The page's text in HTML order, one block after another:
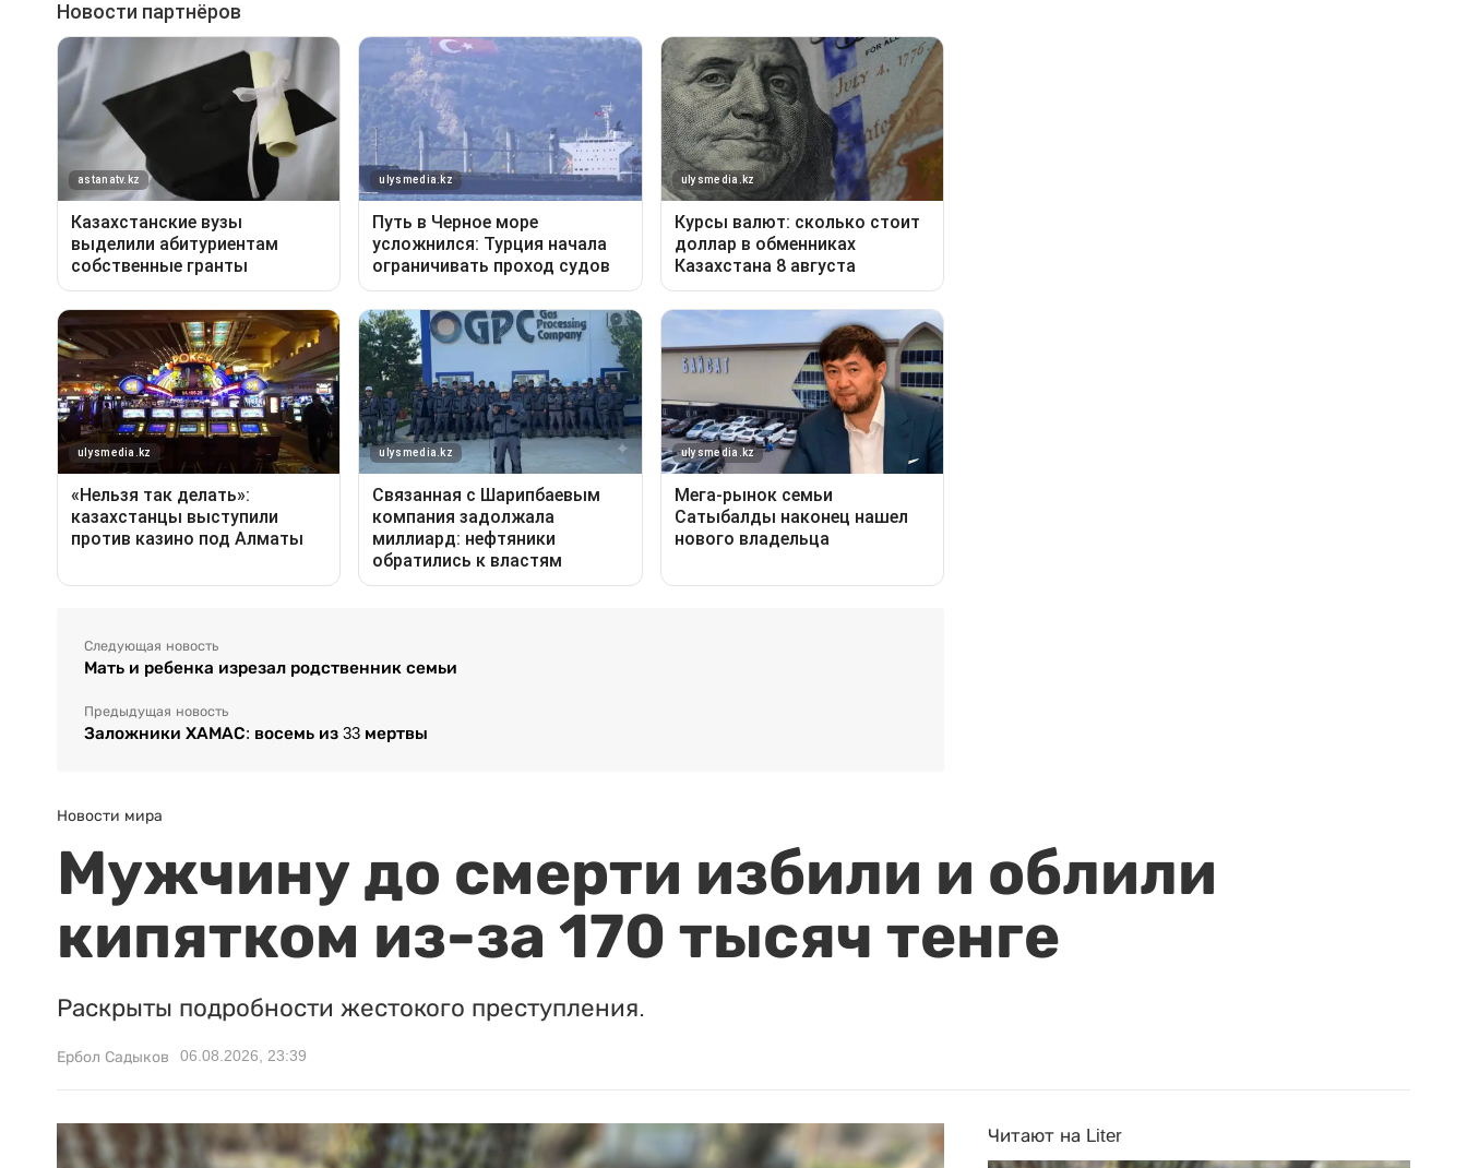
Следующая новость
Мать и ребенка изрезал родственник семьи
Предыдущая новость
Заложники ХАМАС: восемь из 33 мертвы
Новости мира
Мужчину до смерти избили и облили
кипятком из-за 170 тысяч тенге
Раскрыты подробности жестокого преступления.
Ербол Садыков 06.08.2026, 23:39
Читают на Liter